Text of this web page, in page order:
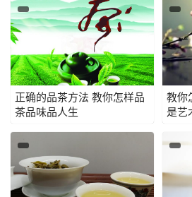
正确的品茶方法 教你怎样品
茶品味品人生
教你
是艺